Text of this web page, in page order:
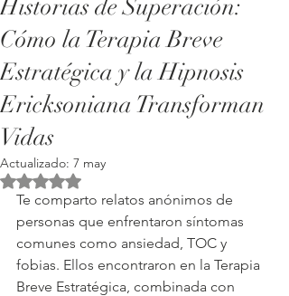
Historias de Superación:
Cómo la Terapia Breve
Estratégica y la Hipnosis
Ericksoniana Transforman
Vidas
Actualizado: 7 may
Obtuvo NaN de 5 estrellas.
Te comparto relatos anónimos de
personas que enfrentaron síntomas
comunes como ansiedad, TOC y
fobias. Ellos encontraron en la Terapia
Breve Estratégica, combinada con